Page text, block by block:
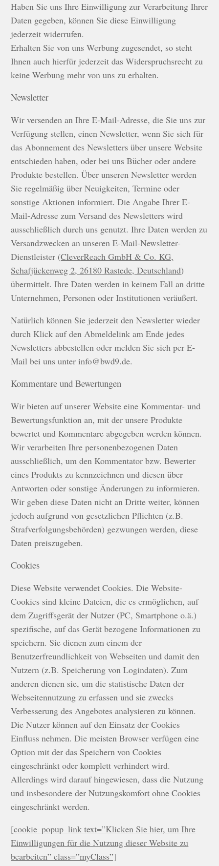
Haben Sie uns Ihre Einwilligung zur Verarbeitung Ihrer
Daten gegeben, können Sie diese Einwilligung
jederzeit widerrufen.
Erhalten Sie von uns Werbung zugesendet, so steht
Ihnen auch hierfür jederzeit das Widerspruchsrecht zu
keine Werbung mehr von uns zu erhalten.
Newsletter
Wir versenden an Ihre E-Mail-Adresse, die Sie uns zur
Verfügung stellen, einen Newsletter, wenn Sie sich für
das Abonnement des Newsletters über unsere Website
entschieden haben, oder bei uns Bücher oder andere
Produkte bestellen. Über unseren Newsletter werden
Sie regelmäßig über Neuigkeiten, Termine oder
sonstige Aktionen informiert. Die Angabe Ihrer E-
Mail-Adresse zum Versand des Newsletters wird
ausschließlich durch uns genutzt. Ihre Daten werden zu
Versandzwecken an unseren E-Mail-Newsletter-
Dienstleister (CleverReach GmbH & Co. KG,
Schafjückenweg 2, 26180 Rastede, Deutschland)
übermittelt. Ihre Daten werden in keinem Fall an dritte
Unternehmen, Personen oder Institutionen veräußert.
Natürlich können Sie jederzeit den Newsletter wieder
durch Klick auf den Abmeldelink am Ende jedes
Newsletters abbestellen oder melden Sie sich per E-
Mail bei uns unter info@bwd9.de.
Kommentare und Bewertungen
Wir bieten auf unserer Website eine Kommentar- und
Bewertungsfunktion an, mit der unsere Produkte
bewertet und Kommentare abgegeben werden können.
Wir verarbeiten Ihre personenbezogenen Daten
ausschließlich, um den Kommentator bzw. Bewerter
eines Produkts zu kennzeichnen und diesen über
Antworten oder sonstige Änderungen zu informieren.
Wir geben diese Daten nicht an Dritte weiter, können
jedoch aufgrund von gesetzlichen Pflichten (z.B.
Strafverfolgungsbehörden) gezwungen werden, diese
Daten preiszugeben.
Cookies
Diese Website verwendet Cookies. Die Website-
Cookies sind kleine Dateien, die es ermöglichen, auf
dem Zugriffsgerät der Nutzer (PC, Smartphone o.ä.)
spezifische, auf das Gerät bezogene Informationen zu
speichern. Sie dienen zum einem der
Benutzerfreundlichkeit von Webseiten und damit den
Nutzern (z.B. Speicherung von Logindaten). Zum
anderen dienen sie, um die statistische Daten der
Webseitennutzung zu erfassen und sie zwecks
Verbesserung des Angebotes analysieren zu können.
Die Nutzer können auf den Einsatz der Cookies
Einfluss nehmen. Die meisten Browser verfügen eine
Option mit der das Speichern von Cookies
eingeschränkt oder komplett verhindert wird.
Allerdings wird darauf hingewiesen, dass die Nutzung
und insbesondere der Nutzungskomfort ohne Cookies
eingeschränkt werden.
[cookie_popup_link text=”Klicken Sie hier, um Ihre
Einwilligungen für die Nutzung dieser Website zu
bearbeiten” class=”myClass”]